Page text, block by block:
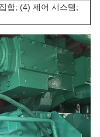
합; (4) 제어 시스템;